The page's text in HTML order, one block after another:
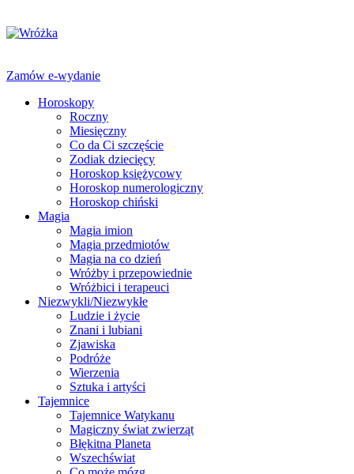
Zamów e-wydanie
Horoskopy
Roczny
Miesięczny
Co da Ci szczęście
Zodiak dziecięcy
Horoskop księżycowy
Horoskop numerologiczny
Horoskop chiński
Magia
Magia imion
Magia przedmiotów
Magia na co dzień
Wróżby i przepowiednie
Wróżbici i terapeuci
Niezwykli/Niezwykłe
Ludzie i życie
Znani i lubiani
Zjawiska
Podróże
Wierzenia
Sztuka i artyści
Tajemnice
Tajemnice Watykanu
Magiczny świat zwierząt
Błękitna Planeta
Wszechświat